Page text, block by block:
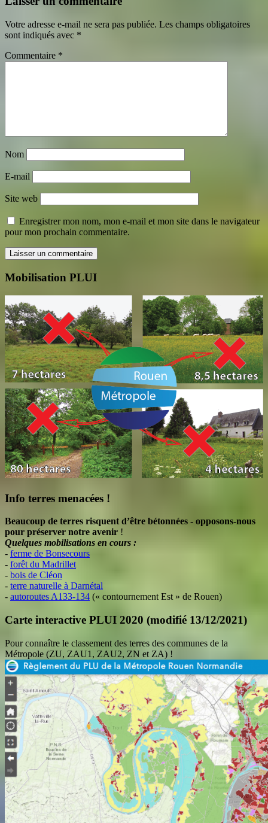
Votre adresse e-mail ne sera pas publiée. Les champs obligatoires
sont indiqués avec *
Commentaire *
Nom
E-mail
Site web
Enregistrer mon nom, mon e-mail et mon site dans le navigateur
pour mon prochain commentaire.
Mobilisation PLUI
Info terres menacées !
Beaucoup de terres risquent d’être bétonnées - opposons-nous
pour préserver notre avenir !
Quelques mobilisations en cours :
- ferme de Bonsecours
- forêt du Madrillet
- bois de Cléon
- terre naturelle à Darnétal
- autoroutes A133-134 (« contournement Est » de Rouen)
Carte interactive PLUI 2020 (modifié 13/12/2021)
Pour connaître le classement des terres des communes de la
Métropole (ZU, ZAU1, ZAU2, ZN et ZA) !